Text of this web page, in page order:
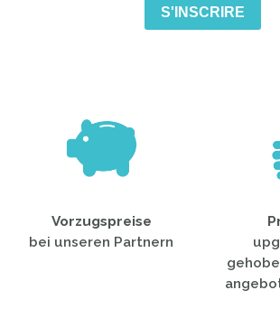
Vorzugspreise
bei unseren Partnern